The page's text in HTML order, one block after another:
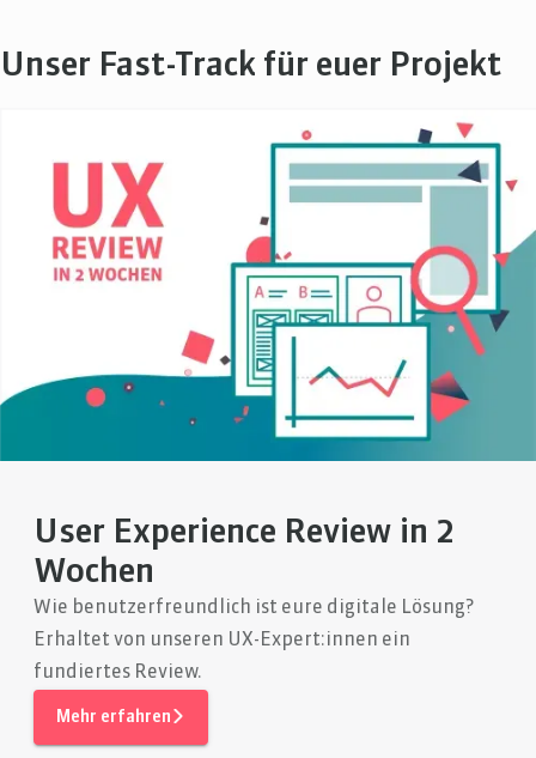
Unser Fast-Track für euer Projekt
User Experience Review in 2
Wochen
Wie benutzerfreundlich ist eure digitale Lösung?
Erhaltet von unseren UX-Expert:innen ein
fundiertes Review.
Mehr erfahren